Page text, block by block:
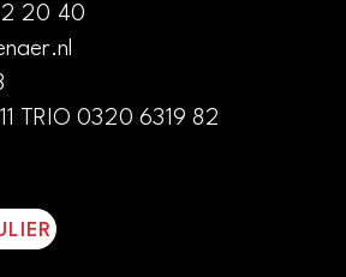
20 40
TRIO 0320 6319 82